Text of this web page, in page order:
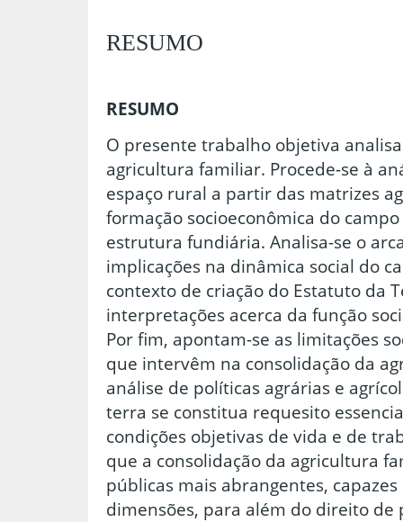
RESUMO
RESUMO
O presente trabalho objetiva
agricultura familiar. Procede-se à
espaço rural a partir das matrizes
formação socioeconômica do
estrutura fundiária. Analisa-se o
implicações na dinâmica social do
contexto de criação do Estatuto da
interpretações acerca da função
Por fim, apontam-se as limitações
que intervêm na consolidação da
análise de políticas agrárias e
terra se constitua requesito
condições objetivas de vida e de
que a consolidação da agricultura
públicas mais abrangentes,
dimensões, para além do direito de